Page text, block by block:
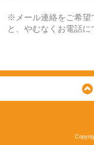
※メール連絡をご希望
と、やむなくお電話に